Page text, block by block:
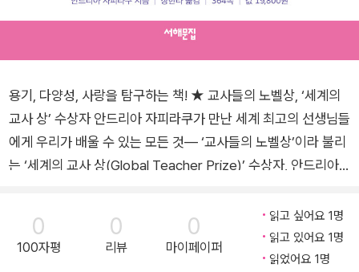
용기, 다양성, 사랑을 탐구하는 책! ★ 교사들의 노벨상, ‘세계의
교사 상’ 수상자 안드리아 자피라쿠가 만난 세계 최고의 선생님들
에게 우리가 배울 수 있는 모든 것― ‘교사들의 노벨상’이라 불리
는 ‘세계의 교사 상(Global Teacher Prize)’ 수상자, 안드리아
운 대화를 나눈다! ‘세계의 교사 상’은 매년 바키(Varkey) 재단에
서 교사라는 직업에 빼어난 헌신을 보여준 걸출한 선생님에게 수
여하는 것으로, 2018년 자피라쿠는 175개 국가에서 선발된 후보
0
100자평
0
리뷰
0
마이페이퍼
읽고 싶어요 1명
읽고 있어요 1명
읽었어요 1명